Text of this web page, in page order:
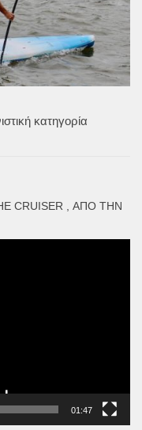
κατηγορία
CRUISER , ΑΠΌ ΤΗΝ
01:47